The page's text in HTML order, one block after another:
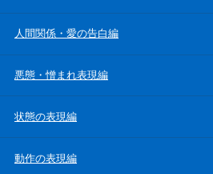
人間関係・愛の告白編
悪態・憎まれ表現編
状態の表現編
動作の表現編